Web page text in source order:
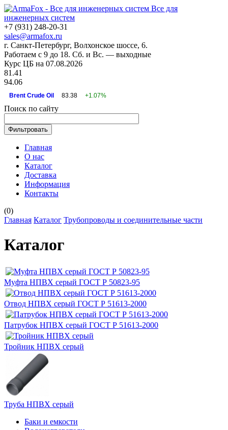
Все для
инженерных систем
+7 (931) 248-20-31
sales@armafox.ru
г. Санкт-Петербург, Волхонское шоссе, 6.
Работаем с 9 до 18. Сб. и Вс. — выходные
Курс ЦБ на 07.08.2026
81.41
94.06
Brent Crude Oil 83.38 +1.07%
Поиск по сайту
Главная
О нас
Каталог
Доставка
Информация
Контакты
(0)
Главная Каталог Трубопроводы и соединительные части
Каталог
Муфта НПВХ серый ГОСТ Р 50823-95
Отвод НПВХ серый ГОСТ Р 51613-2000
Патрубок НПВХ серый ГОСТ Р 51613-2000
Тройник НПВХ серый
Труба НПВХ серый
Баки и емкости